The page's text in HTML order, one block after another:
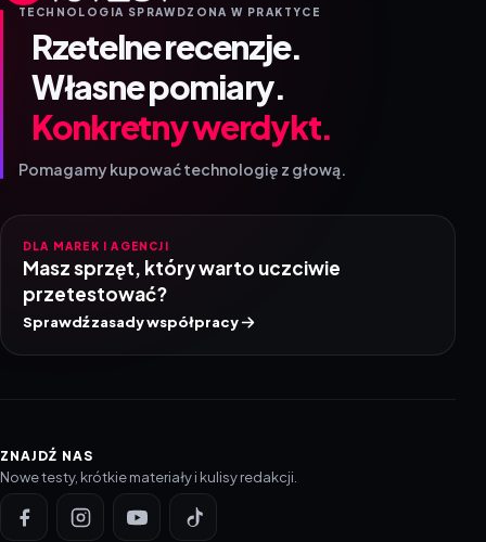
TECHNOLOGIA SPRAWDZONA W PRAKTYCE
Rzetelne recenzje.
Własne pomiary.
Konkretny werdykt.
Pomagamy kupować technologię z głową.
DLA MAREK I AGENCJI
Masz sprzęt, który warto uczciwie
przetestować?
Sprawdź zasady współpracy
ZNAJDŹ NAS
Nowe testy, krótkie materiały i kulisy redakcji.